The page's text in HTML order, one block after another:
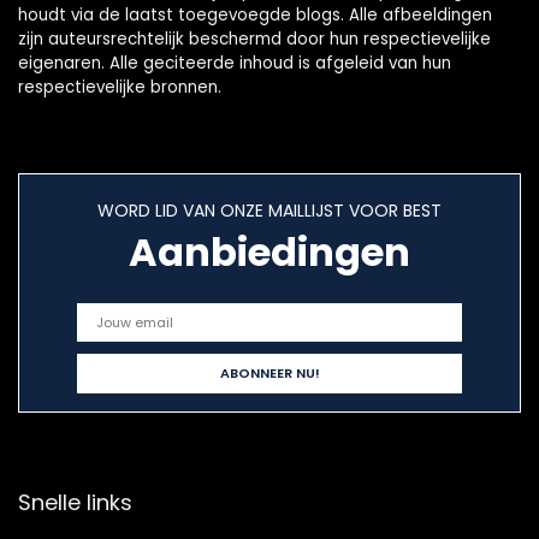
houdt via de laatst toegevoegde blogs. Alle afbeeldingen
zijn auteursrechtelijk beschermd door hun respectievelijke
eigenaren. Alle geciteerde inhoud is afgeleid van hun
respectievelijke bronnen.
WORD LID VAN ONZE MAILLIJST VOOR BEST
Aanbiedingen
Snelle links